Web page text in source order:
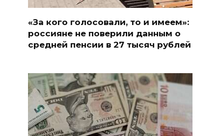
«За кого голосовали, то и имеем»:
россияне не поверили данным о
средней пенсии в 27 тысяч рублей